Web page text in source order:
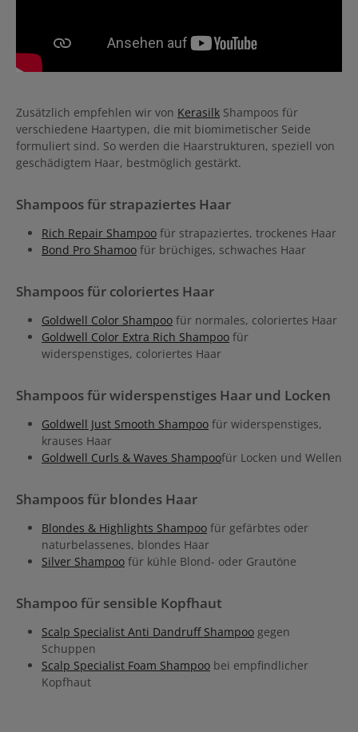
Zusätzlich empfehlen wir von Kerasilk Shampoos für
verschiedene Haartypen, die mit biomimetischer Seide
formuliert sind. So werden die Haarstrukturen, speziell von
geschädigtem Haar, bestmöglich gestärkt.
Shampoos für strapaziertes Haar
Rich Repair Shampoo für strapaziertes, trockenes Haar
Bond Pro Shamoo für brüchiges, schwaches Haar
Shampoos für coloriertes Haar
Goldwell Color Shampoo für normales, coloriertes Haar
Goldwell Color Extra Rich Shampoo für
widerspenstiges, coloriertes Haar
Shampoos für widerspenstiges Haar und Locken
Goldwell Just Smooth Shampoo für widerspenstiges,
krauses Haar
Goldwell Curls & Waves Shampoofür Locken und Wellen
Shampoos für blondes Haar
Blondes & Highlights Shampoo für gefärbtes oder
naturbelassenes, blondes Haar
Silver Shampoo für kühle Blond- oder Grautöne
Shampoo für sensible Kopfhaut
Scalp Specialist Anti Dandruff Shampoo gegen
Schuppen
Scalp Specialist Foam Shampoo bei empfindlicher
Kopfhaut